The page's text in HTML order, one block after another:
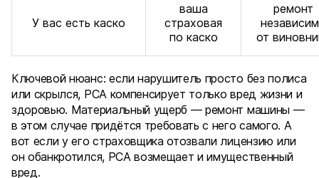
У вас есть каско
ваша
страховая
по каско
ремонт
от
Ключевой нюанс: если нарушитель просто без полиса
или скрылся, РСА компенсирует только вред жизни и
здоровью. Материальный ущерб — ремонт машины —
в этом случае придётся требовать с него самого. А
вот если у его страховщика отозвали лицензию или
он обанкротился, РСА возмещает и имущественный
вред.